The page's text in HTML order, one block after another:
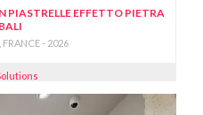
PIASTRELLE EFFETTO PIETRA
- 2026